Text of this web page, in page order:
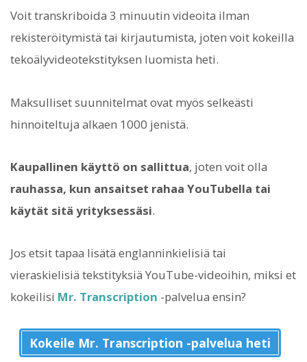
Voit transkriboida 3 minuutin videoita ilman
rekisteröitymistä tai kirjautumista, joten voit kokeilla
tekoälyvideotekstityksen luomista heti.
Maksulliset suunnitelmat ovat myös selkeästi
hinnoiteltuja alkaen 1000 jenistä.
Kaupallinen käyttö on sallittua, joten voit olla
rauhassa, kun ansaitset rahaa YouTubella tai
käytät sitä yrityksessäsi.
Jos etsit tapaa lisätä englanninkielisiä tai
vieraskielisiä tekstityksiä YouTube-videoihin, miksi et
kokeilisi Mr. Transcription -palvelua ensin?
Kokeile Mr. Transcription -palvelua heti